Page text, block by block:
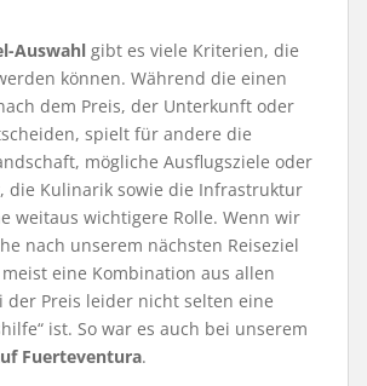
Auswahl gibt es viele Kriterien, die
können. Während die einen
dem Preis, der Unterkunft oder
spielt für andere die
mögliche Ausflugsziele oder
die Kulinarik sowie die Infrastruktur
weitaus wichtigere Rolle. Wenn wir
nach unserem nächsten Reiseziel
eine Kombination aus allen
der Preis leider nicht selten eine
ist. So war es auch bei unserem
Fuerteventura.